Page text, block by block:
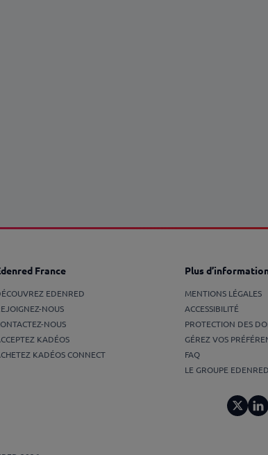
France
EDENRED
NOUS
NOUS
KADÉOS
KADÉOS CONNECT
Plus
MENTIONS LÉGALES
ACCESSIBILITÉ
PROTECTION DES
GÉREZ VOS
FAQ
LE GROUPE EDENRED